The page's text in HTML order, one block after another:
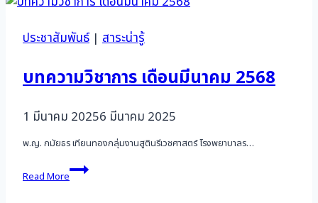
และ
ประชุม
ใหญ่
ประจำ
ปี
ประชาสัมพันธ์| สาระน่ารู้
บทความวิชาการ เดือนมีนาคม 2568
1 มีนาคม 20256 มีนาคม 2025
พ.ญ. กมัยธร เทียนทองกลุ่มงานสูตินรีเวชศาสตร์ โรงพยาบาลร…
Read More
บทความ
วิชาการ